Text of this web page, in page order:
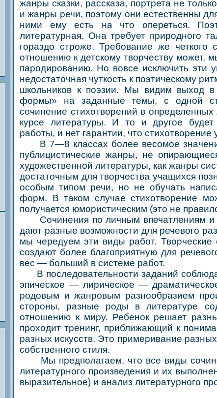
жанры сказки, рассказа, портрета не
и жанры речи, поэтому они естественны
ними ему есть на что опереться.
литературная. Она требует природного
гораздо строже. Требование же четкого
отношению к детскому творчеству может,
пародированию. Но вовсе исключить эти
недостаточная чуткость к поэтическому
школьников к поэзии. Мы видим выход в
формы» на заданные темы, с одной
сочинение стихотворений в
курсе литературы. И то и другое будет
работы, и нет гарантии, что стихотворение
В 7—8 классах более весомое
публицистические жанры, не
художественной литературы, как жанры
достаточным для творчества учащихся
особым типом речи, но не обучать
форм. В таком случае стихотворение
получается юмористическим (это не
Сочинения по личным впечатлениям и
дают разные возможности для речевого
мы чередуем эти виды работ.
создают более благоприятную для
вес — больший в системе работ.
В последовательности заданий
эпическое — лирическое —
родовым и жанровым разнообразием
стороны, разные роды в литературе
отношению к миру. Ребенок решает
проходит тренинг, приближающий к
разных искусств. Это примеривание
собственного стиля.
Мы предполагаем, что все виды
литературного произведения и их
выразительное) и анализ литературного